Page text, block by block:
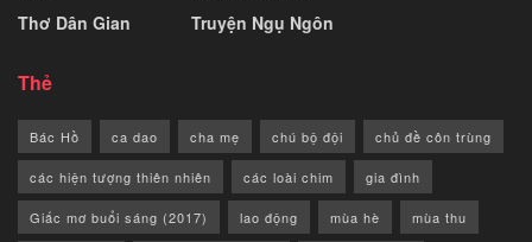
Thơ Dân Gian
Truyện Ngụ Ngôn
Thẻ
Bác Hồ ca dao cha mẹ chú bộ đội chủ đề côn trùng
các hiện tượng thiên nhiên các loài chim gia đình
Giấc mơ buổi sáng (2017) lao động mùa hè mùa thu